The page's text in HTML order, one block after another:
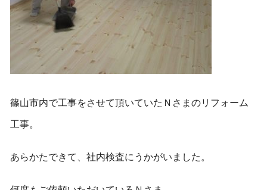
篠山市内で工事をさせて頂いていたＮさまのリフォーム
工事。
あらかたできて、社内検査にうかがいました。